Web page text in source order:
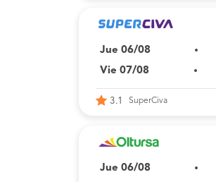
Jue 06/08
Vie 07/08
3.1 SuperCiva
Jue 06/08